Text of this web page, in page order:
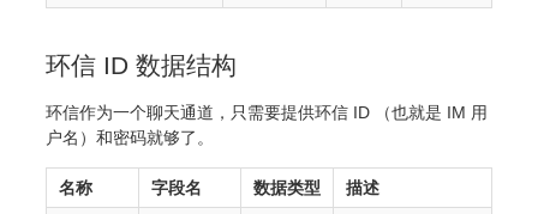
环信 ID 数据结构
环信作为一个聊天通道，只需要提供环信 ID （也就是 IM 用
户名）和密码就够了。
名称 字段名 数据类型 描述